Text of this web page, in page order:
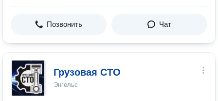
Позвонить Чат
Грузовая СТО
Энгельс